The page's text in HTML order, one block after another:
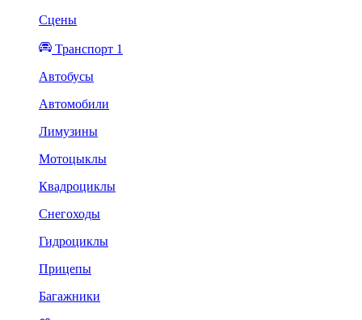
Сцены
Транспорт 1
Автобусы
Автомобили
Лимузины
Мотоцыклы
Квадроциклы
Снегоходы
Гидроциклы
Прицепы
Багажники